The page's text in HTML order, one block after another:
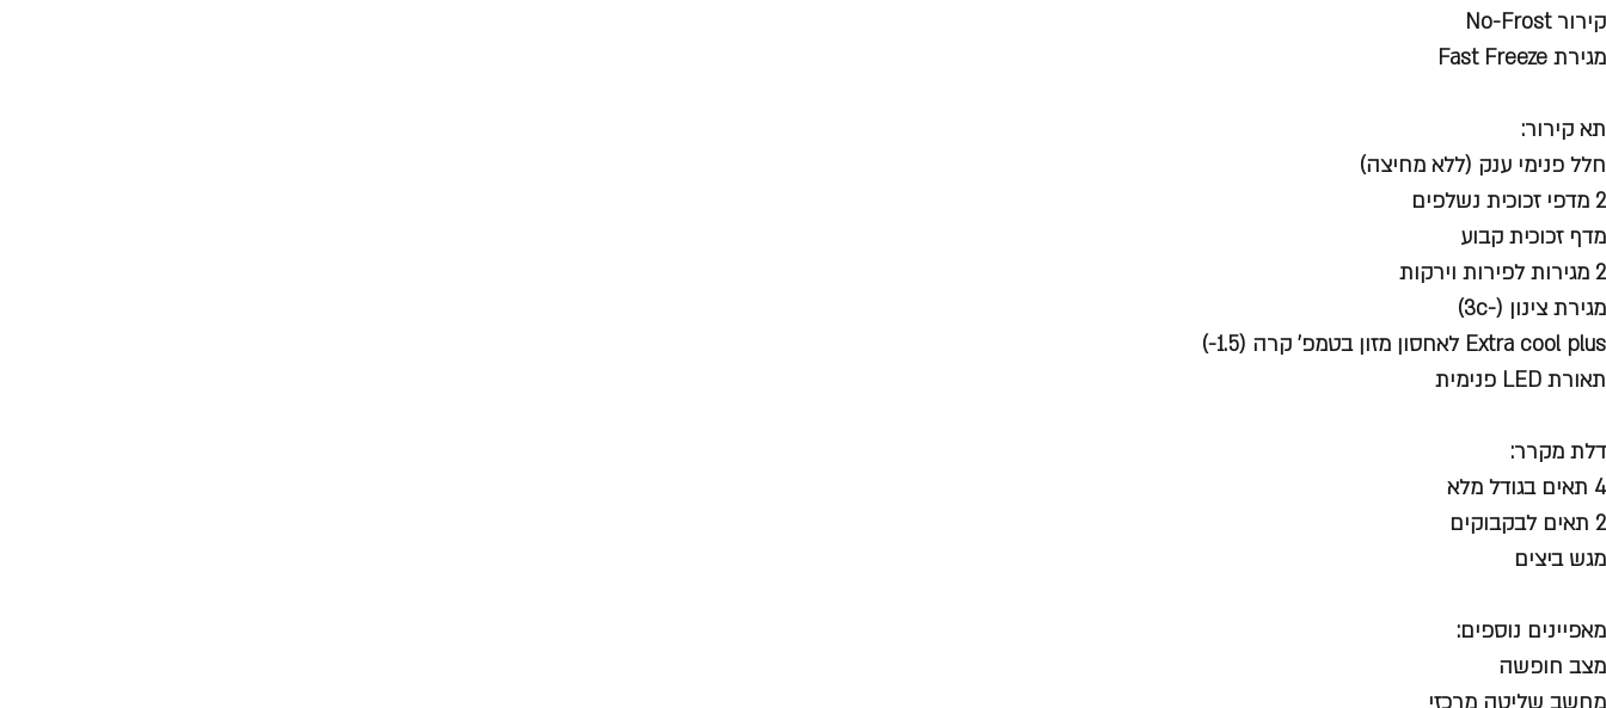
קירור No-Frost
מגירת Fast Freeze
תא קירור:
חלל פנימי ענק (ללא מחיצה)
2 מדפי זכוכית נשלפים
מדף זכוכית קבוע
2 מגירות לפירות וירקות
מגירת צינון (-3c)
Extra cool plus לאחסון מזון בטמפ’ קרה (1.5-)
תאורת LED פנימית
דלת מקרר:
4 תאים בגודל מלא
2 תאים לבקבוקים
מגש ביצים
מאפיינים נוספים:
מצב חופשה
מחשב שליטה מרכזי